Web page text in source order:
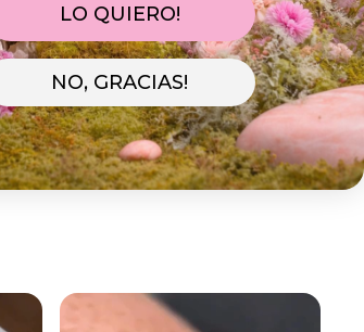
08
Te llegará con Tarifa
Estándar
10/08 - 12/08
LO QUIERO!
NO, GRACIAS!